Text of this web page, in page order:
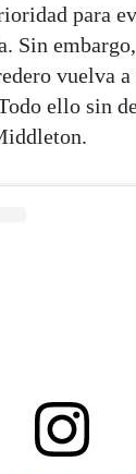
para
Sin
vuelva
ello sin